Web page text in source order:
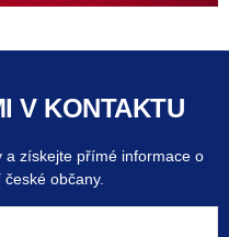
V KONTAKTU
a získejte přímé informace o
občany.